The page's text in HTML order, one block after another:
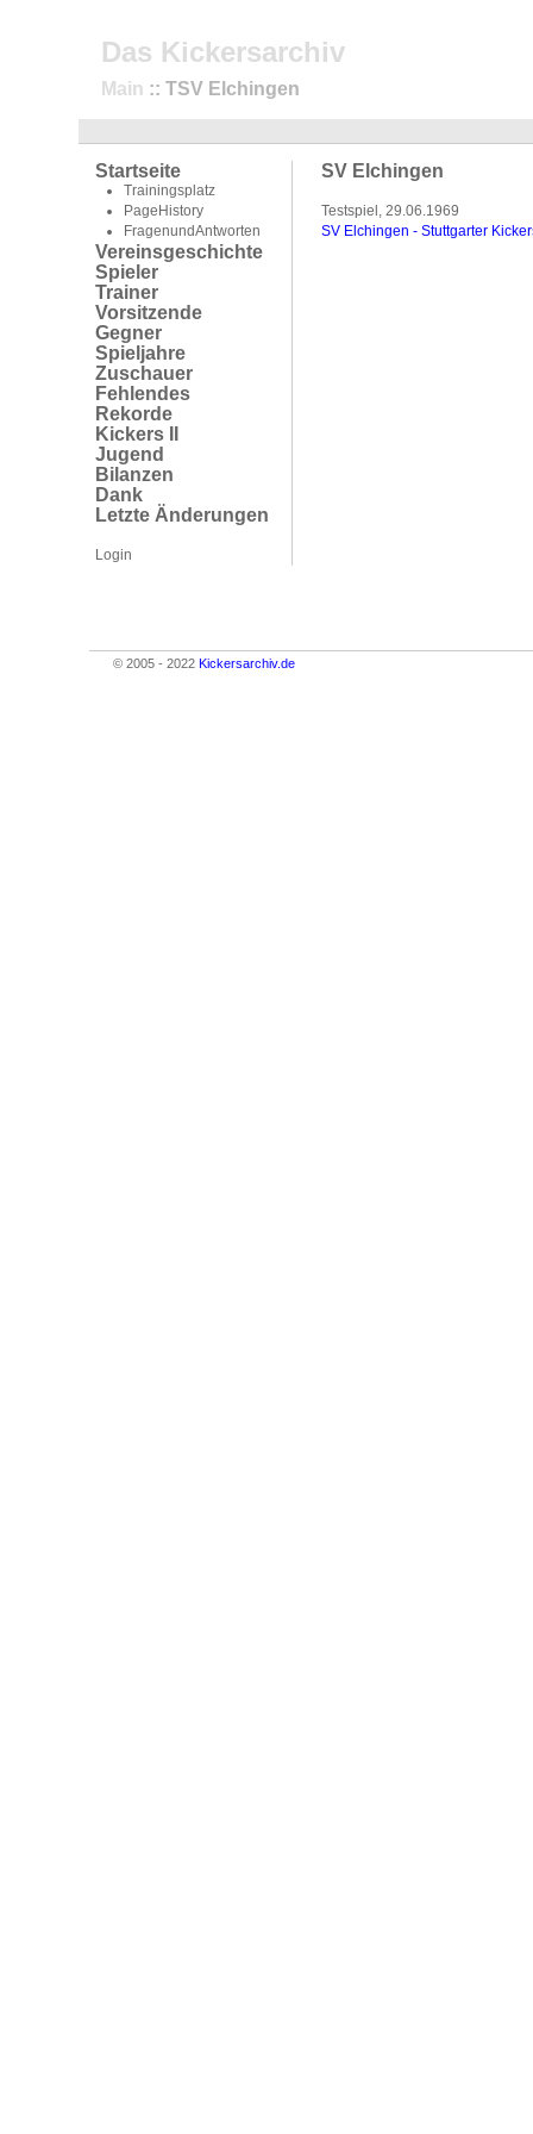
Das Kickersarchiv
Main :: TSV Elchingen
Startseite
Trainingsplatz
PageHistory
FragenundAntworten
Vereinsgeschichte
Spieler
Trainer
Vorsitzende
Gegner
Spieljahre
Zuschauer
Fehlendes
Rekorde
Kickers II
Jugend
Bilanzen
Dank
Letzte Änderungen
Login
SV Elchingen
Testspiel, 29.06.1969
SV Elchingen - Stuttgarter
© 2005 - 2022 Kickersarchiv.de